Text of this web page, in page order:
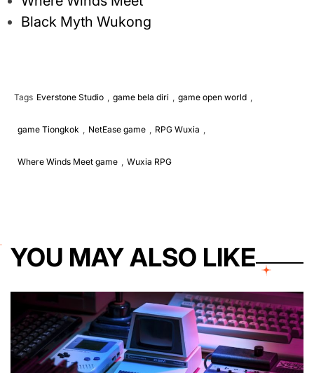
Black Myth Wukong
Tags Everstone Studio game bela diri game open world
game Tiongkok NetEase game RPG Wuxia
Where Winds Meet game Wuxia RPG
YOU MAY ALSO LIKE